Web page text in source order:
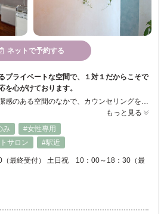
ネットで予約する
プライベートな空間で、１対１だからこそで
を心がけております。
店内は広々としていて、清潔感のある空間のなかで、カウンセリングを重要視したサロンです。 駅近いでリーズナブルな価格でご利用いただけますので、仕事帰りやショッピングの合間にお気軽にお立ち寄りください。
もっと見る
み
#女性専用
サロン
#駅近
最終受付） 土日祝 10：00～18：30（最